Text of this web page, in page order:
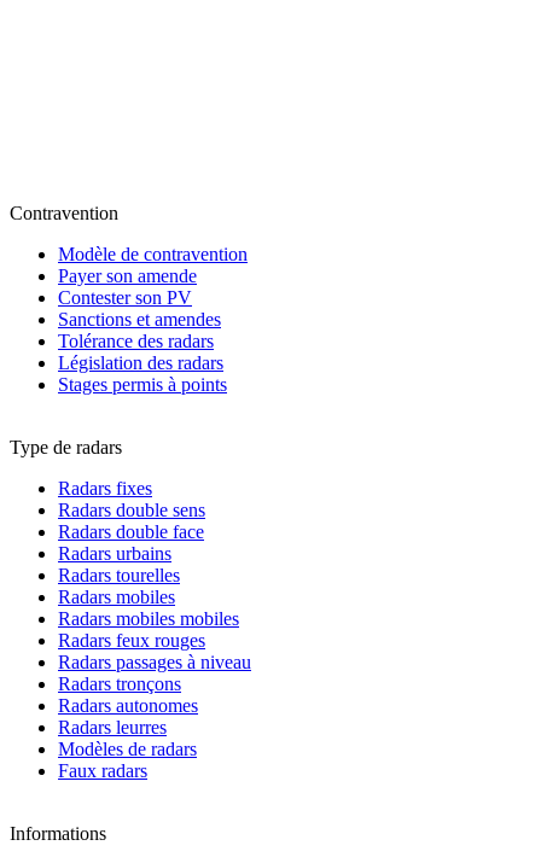
Contravention
Modèle de contravention
Payer son amende
Contester son PV
Sanctions et amendes
Tolérance des radars
Législation des radars
Stages permis à points
Type de radars
Radars fixes
Radars double sens
Radars double face
Radars urbains
Radars tourelles
Radars mobiles
Radars mobiles mobiles
Radars feux rouges
Radars passages à niveau
Radars tronçons
Radars autonomes
Radars leurres
Modèles de radars
Faux radars
Informations